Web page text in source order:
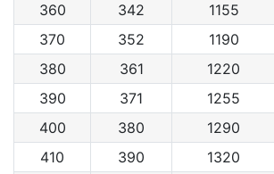
360
342 1155
370
352 1190
380
361 1220
390
371 1255
400
380 1290
410
390 1320